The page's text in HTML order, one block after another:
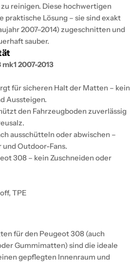
reinigen. Diese hochwertigen
Lösung – sie sind exakt
2007–2014) zugeschnitten und
sauber.
2007-2013
für sicheren Halt der Matten – kein
Aussteigen.
den Fahrzeugboden zuverlässig
ausschütteln oder abwischen –
und Outdoor-Fans.
308 – kein Zuschneiden oder
TPE
für den Peugeot 308 (auch
Gummimatten) sind die ideale
gepflegten Innenraum und